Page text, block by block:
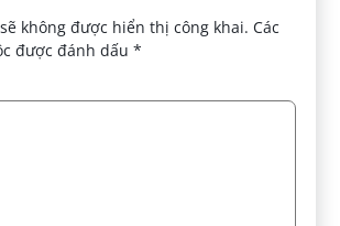
không được hiển thị công khai. Các
được đánh dấu*